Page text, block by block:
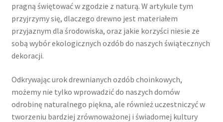
pragną świętować w zgodzie z naturą. W artykule tym
przyjrzymy się, dlaczego drewno jest materiałem
przyjaznym dla środowiska, oraz jakie korzyści niesie ze
sobą wybór ekologicznych ozdób do naszych świątecznych
dekoracji.
Odkrywając urok drewnianych ozdób choinkowych,
możemy nie tylko wprowadzić do naszych domów
odrobinę naturalnego piękna, ale również uczestniczyć w
tworzeniu bardziej zrównoważonej i świadomej kultury